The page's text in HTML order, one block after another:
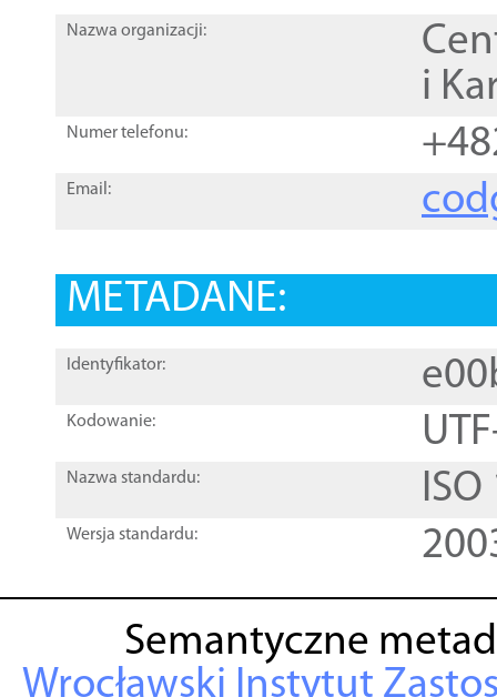
Nazwa organizacji:
i
Numer telefonu:
Email:
METADANE:
Identyfikator:
Kodowanie:
Nazwa standardu:
Wersja standardu:
Semantyczne
Wrocławski Instytut